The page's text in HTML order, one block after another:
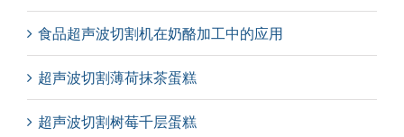
食品超声波切割机在奶酪加工中的应用
超声波切割薄荷抹茶蛋糕
超声波切割树莓千层蛋糕